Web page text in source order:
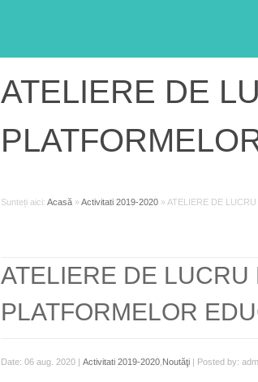
ATELIERE DE
Sunteți aici: Acasă »Activitati 2019-2020 » ATELIERE DE
ATELIERE DE
PLATFORMELOR
Date: 06 aug. 2020 | Activitati 2019-2020 Noutăţi | Posted by: